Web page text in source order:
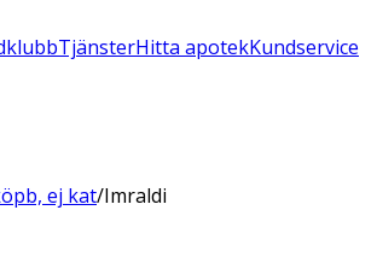
TjänsterHitta apotekKundservice
ej kat/Imraldi